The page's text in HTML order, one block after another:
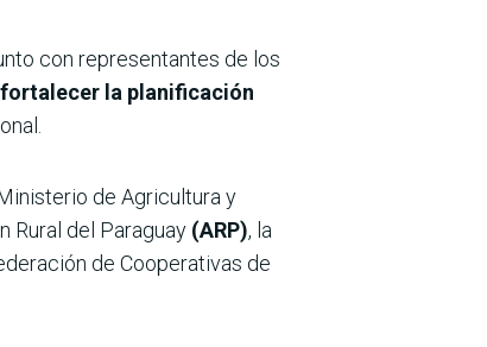
con representantes de los
la planificación
de Agricultura y
Rural del Paraguay (ARP), la
de Cooperativas de